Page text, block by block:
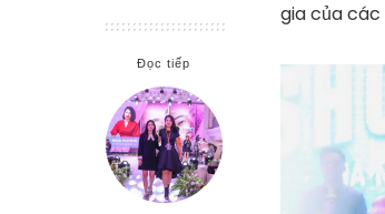
Đọc tiếp
gia của